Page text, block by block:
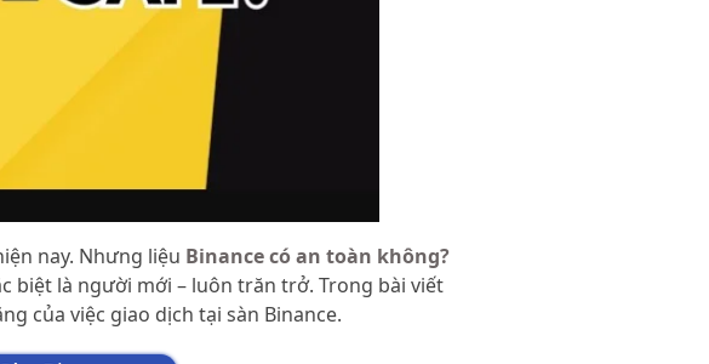
nay. Nhưng liệu Binance có an toàn không?
biệt là người mới – luôn trăn trở. Trong bài viết
của việc giao dịch tại sàn Binance.